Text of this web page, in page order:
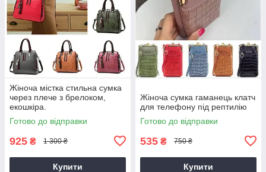
Жіноча містка стильна сумка
через плече з брелоком,
екошкіра.
Готово до відправки
925 ₴ 1 300 ₴
Купити
Жіноча сумка гаманець клатч
для телефону під рептилію
Готово до відправки
535 ₴ 750 ₴
Купити